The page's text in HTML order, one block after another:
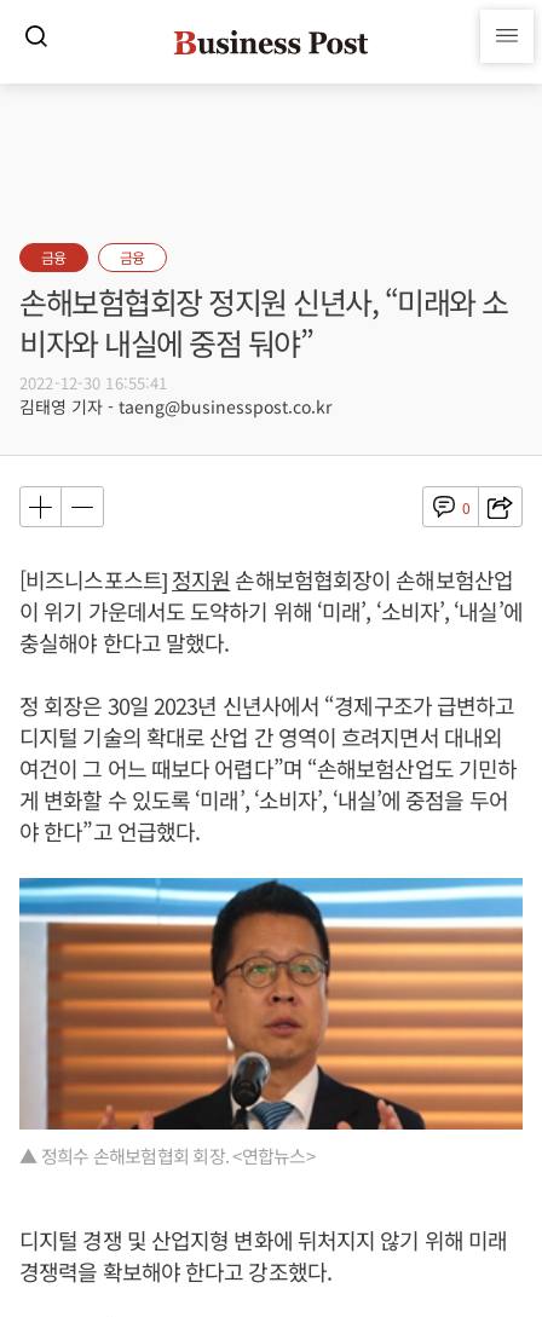
금융 금융
손해보험협회장 정지원 신년사, “미래와 소
비자와 내실에 중점 둬야”
2022-12-30 16:55:41
김태영 기자 - taeng@businesspost.co.kr
0
[비즈니스포스트]정지원 손해보험협회장이 손해보험산업
이 위기 가운데서도 도약하기 위해 ‘미래’, ‘소비자’, ‘내실’에
충실해야 한다고 말했다.
정 회장은 30일 2023년 신년사에서 “경제구조가 급변하고
디지털 기술의 확대로 산업 간 영역이 흐려지면서 대내외
여건이 그 어느 때보다 어렵다”며 “손해보험산업도 기민하
게 변화할 수 있도록 ‘미래’, ‘소비자’, ‘내실’에 중점을 두어
야 한다”고 언급했다.
▲ 정희수 손해보험협회 회장. <연합뉴스>
디지털 경쟁 및 산업지형 변화에 뒤처지지 않기 위해 미래
경쟁력을 확보해야 한다고 강조했다.